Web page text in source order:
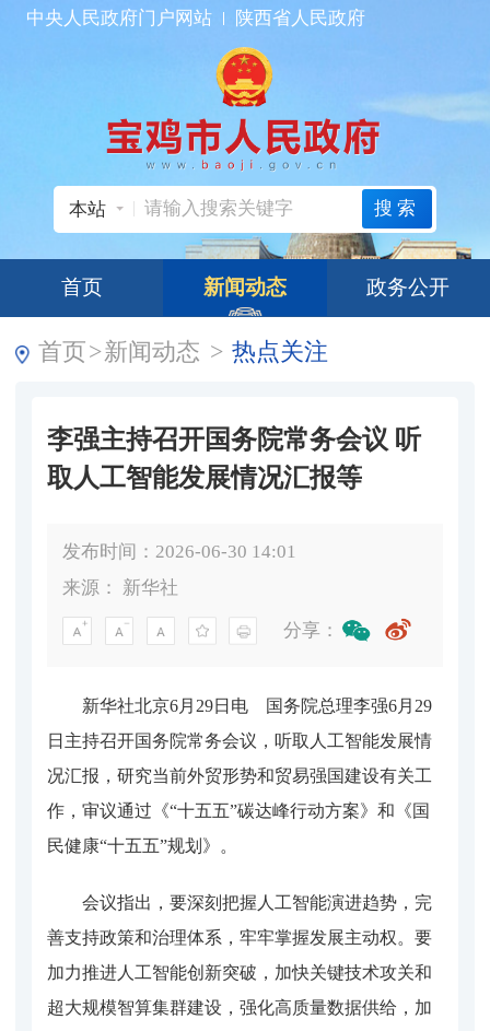
中央人民政府门户网站 陕西省人民政府
本站 搜索
首页 新闻动态 政务公开
首页>新闻动态 > 热点关注
李强主持召开国务院常务会议 听
取人工智能发展情况汇报等
发布时间：2026-06-30 14:01
来源： 新华社
分享：
新华社北京6月29日电 国务院总理李强6月29
日主持召开国务院常务会议，听取人工智能发展情
况汇报，研究当前外贸形势和贸易强国建设有关工
作，审议通过《“十五五”碳达峰行动方案》和《国
民健康“十五五”规划》。
会议指出，要深刻把握人工智能演进趋势，完
善支持政策和治理体系，牢牢掌握发展主动权。要
加力推进人工智能创新突破，加快关键技术攻关和
超大规模智算集群建设，强化高质量数据供给，加